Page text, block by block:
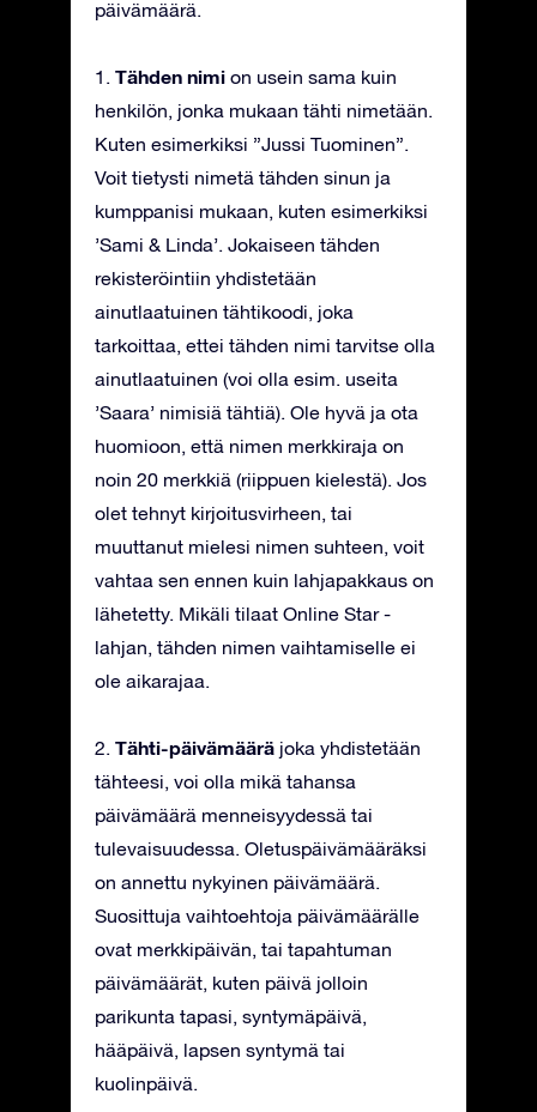
päivämäärä.
1. Tähden nimi on usein sama kuin
henkilön, jonka mukaan tähti nimetään.
Kuten esimerkiksi ”Jussi Tuominen”.
Voit tietysti nimetä tähden sinun ja
kumppanisi mukaan, kuten esimerkiksi
’Sami & Linda’. Jokaiseen tähden
rekisteröintiin yhdistetään
ainutlaatuinen tähtikoodi, joka
tarkoittaa, ettei tähden nimi tarvitse olla
ainutlaatuinen (voi olla esim. useita
’Saara’ nimisiä tähtiä). Ole hyvä ja ota
huomioon, että nimen merkkiraja on
noin 20 merkkiä (riippuen kielestä). Jos
olet tehnyt kirjoitusvirheen, tai
muuttanut mielesi nimen suhteen, voit
vahtaa sen ennen kuin lahjapakkaus on
lähetetty. Mikäli tilaat Online Star -
lahjan, tähden nimen vaihtamiselle ei
ole aikarajaa.
2. Tähti-päivämäärä joka yhdistetään
tähteesi, voi olla mikä tahansa
päivämäärä menneisyydessä tai
tulevaisuudessa. Oletuspäivämääräksi
on annettu nykyinen päivämäärä.
Suosittuja vaihtoehtoja päivämäärälle
ovat merkkipäivän, tai tapahtuman
päivämäärät, kuten päivä jolloin
parikunta tapasi, syntymäpäivä,
hääpäivä, lapsen syntymä tai
kuolinpäivä.